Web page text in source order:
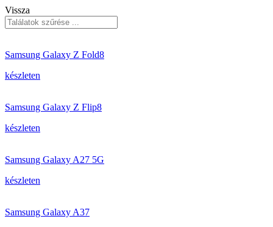
Vissza
Samsung Galaxy Z Fold8
készleten
Samsung Galaxy Z Flip8
készleten
Samsung Galaxy A27 5G
készleten
Samsung Galaxy A37